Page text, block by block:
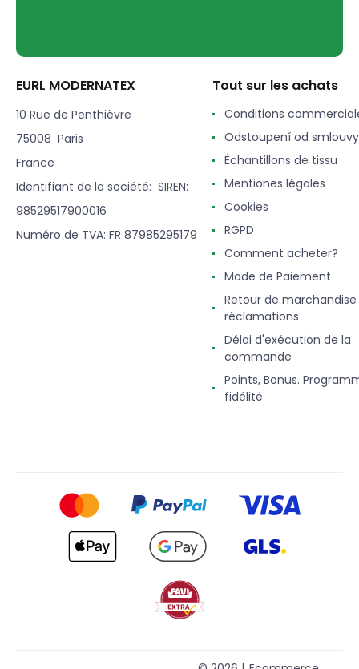
EURL MODERNATEX
10 Rue de Penthièvre
75008 Paris
France
Identifiant de la société: SIREN:
98529517900016
Numéro de TVA: FR 87985295179
Tout sur les achats
Conditions
Odstoupení od smlouvy
Échantillons de tissu
Mentiones légales
Cookies
RGPD
Comment acheter?
Mode de Paiement
Retour de
réclamations
Délai d'exécution de la
commande
Points, Bonus.
fidélité